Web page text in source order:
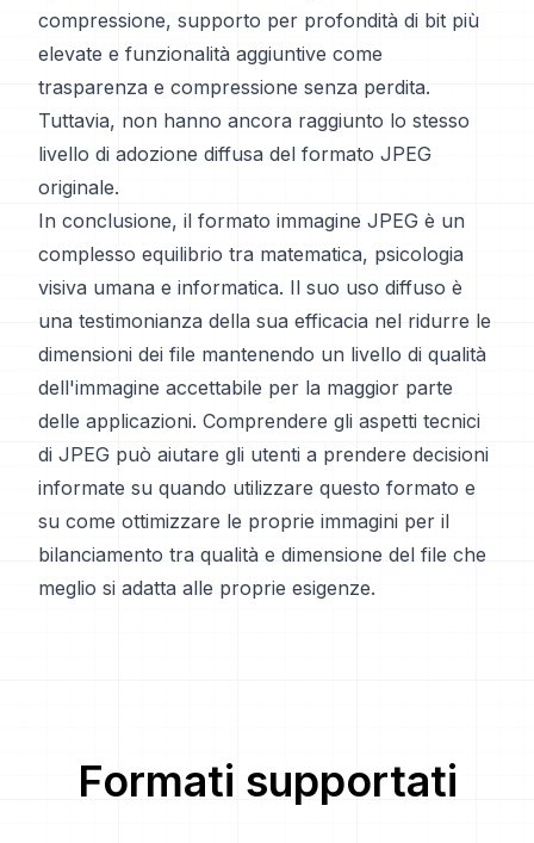
compressione, supporto per profondità di bit più
elevate e funzionalità aggiuntive come
trasparenza e compressione senza perdita.
Tuttavia, non hanno ancora raggiunto lo stesso
livello di adozione diffusa del formato JPEG
originale.
In conclusione, il formato immagine JPEG è un
complesso equilibrio tra matematica, psicologia
visiva umana e informatica. Il suo uso diffuso è
una testimonianza della sua efficacia nel ridurre le
dimensioni dei file mantenendo un livello di qualità
dell'immagine accettabile per la maggior parte
delle applicazioni. Comprendere gli aspetti tecnici
di JPEG può aiutare gli utenti a prendere decisioni
informate su quando utilizzare questo formato e
su come ottimizzare le proprie immagini per il
bilanciamento tra qualità e dimensione del file che
meglio si adatta alle proprie esigenze.
Formati supportati